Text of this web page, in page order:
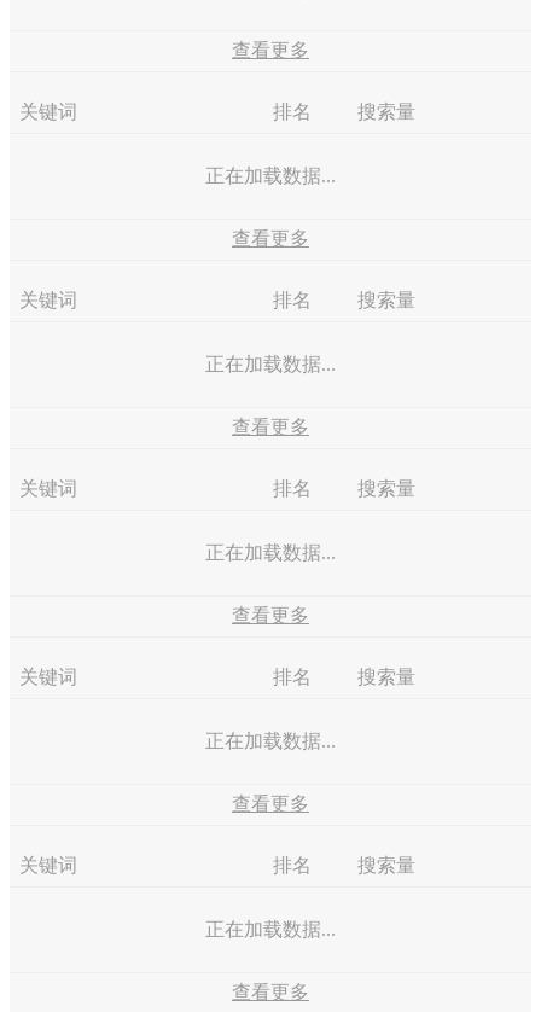
查看更多
关键词 排名 搜索量
正在加载数据...
查看更多
关键词 排名 搜索量
正在加载数据...
查看更多
关键词 排名 搜索量
正在加载数据...
查看更多
关键词 排名 搜索量
正在加载数据...
查看更多
关键词 排名 搜索量
正在加载数据...
查看更多